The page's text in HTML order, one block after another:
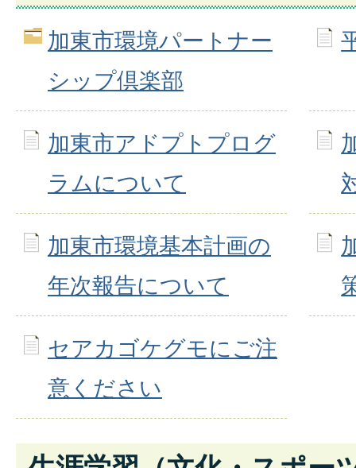
加東市環境パートナー
シップ倶楽部
加東市アドプトプログ
ラムについて
加東市環境基本計画の
年次報告について
セアカゴケグモにご注
意ください